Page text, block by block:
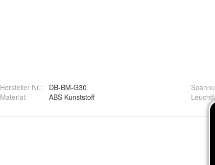
Hersteller Nr.:
DB-BM-G30
Material: ABS Kunststoff